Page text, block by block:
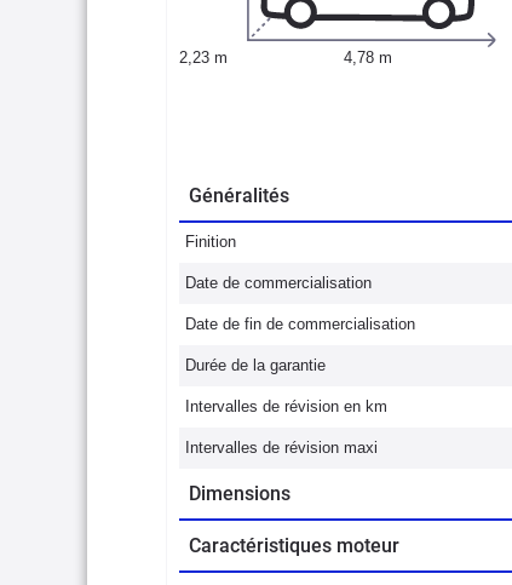
2,23 m 4,78 m
Généralités
Finition
Date de commercialisation
Date de fin de commercialisation
Durée de la garantie
Intervalles de révision en km
Intervalles de révision maxi
Dimensions
Caractéristiques moteur